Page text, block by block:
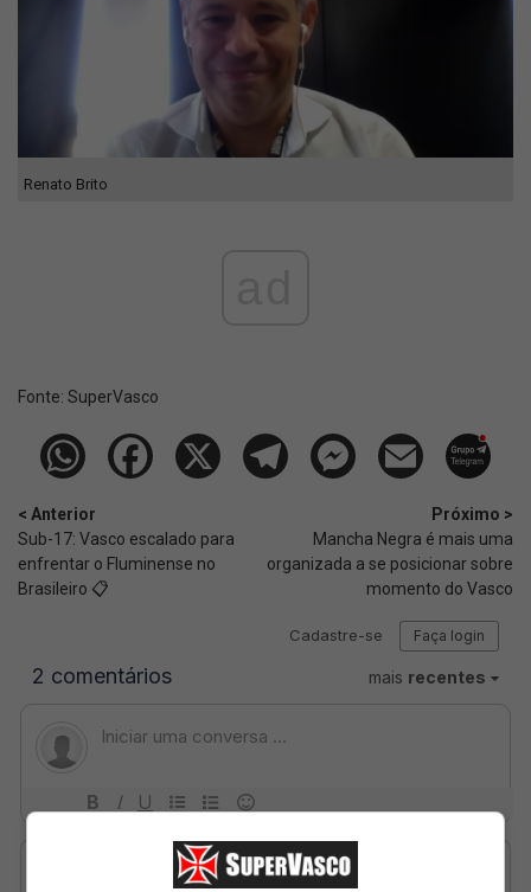
Renato Brito
Fonte: SuperVasco‎‎‎‎‎‎
< Anterior
Sub-17: Vasco escalado para
enfrentar o Fluminense no
Brasileiro 📋
Próximo >
Mancha Negra é mais uma
organizada a se posicionar sobre
momento do Vasco